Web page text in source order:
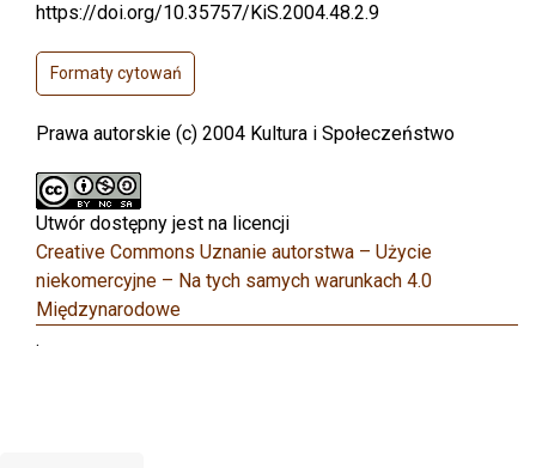
https://doi.org/10.35757/KiS.2004.48.2.9
Formaty cytowań
Prawa autorskie (c) 2004 Kultura i Społeczeństwo
Utwór dostępny jest na licencji
Creative Commons Uznanie autorstwa – Użycie
niekomercyjne – Na tych samych warunkach 4.0
Międzynarodowe
.